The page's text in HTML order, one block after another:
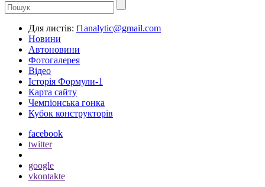
Для листів: f1analytic@gmail.com
Новини
Автоновини
Фотогалерея
Відео
Історія Формули-1
Карта сайту
Чемпіонська гонка
Кубок конструкторів
facebook
twitter
google
vkontakte